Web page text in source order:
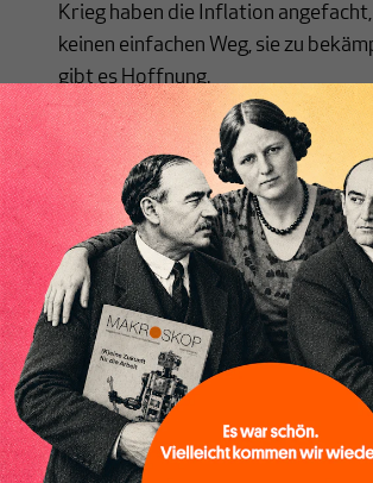
Inhaltsverzeichnis
Krieg haben die Inflation
keinen einfachen Weg, sie zu
gibt es Hoffnung.
Konjunktur:Der Ukraine-Krieg
bemerkbar: Die Talfahrt der
Verarbeitenden Gewerbe sind
Frühlingsgefühlen kann keine Rede
Pflege:Laut einer Studie spart der
Jahr Milliarden, weil
die ihnen zustehen, nicht in
Woran liegt das? Ein Überblick.
Renten-Fiktion:
Die Niederlande
größten Rententopf der Welt und
trotzdem weiter die Beiträge. Zeit,